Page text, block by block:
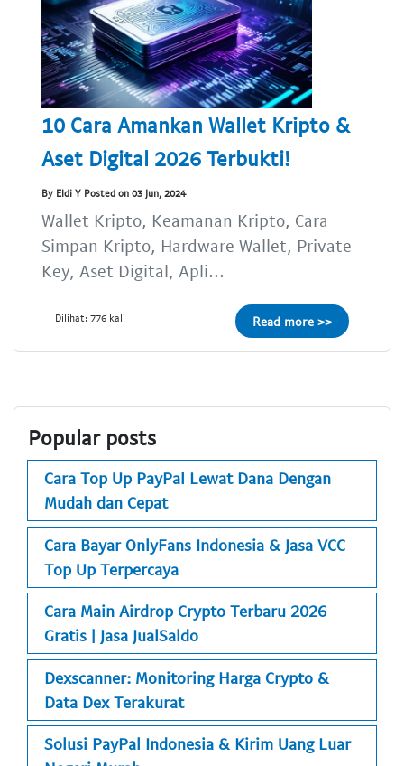
10 Cara Amankan Wallet Kripto &
Aset Digital 2026 Terbukti!
By Eldi Y Posted on 03 Jun, 2024
Wallet Kripto, Keamanan Kripto, Cara
Simpan Kripto, Hardware Wallet, Private
Key, Aset Digital, Apli...
Dilihat: 776 kali Read more >>
Popular posts
Cara Top Up PayPal Lewat Dana Dengan
Mudah dan Cepat
Cara Bayar OnlyFans Indonesia & Jasa VCC
Top Up Terpercaya
Cara Main Airdrop Crypto Terbaru 2026
Gratis | Jasa JualSaldo
Dexscanner: Monitoring Harga Crypto &
Data Dex Terakurat
Solusi PayPal Indonesia & Kirim Uang Luar